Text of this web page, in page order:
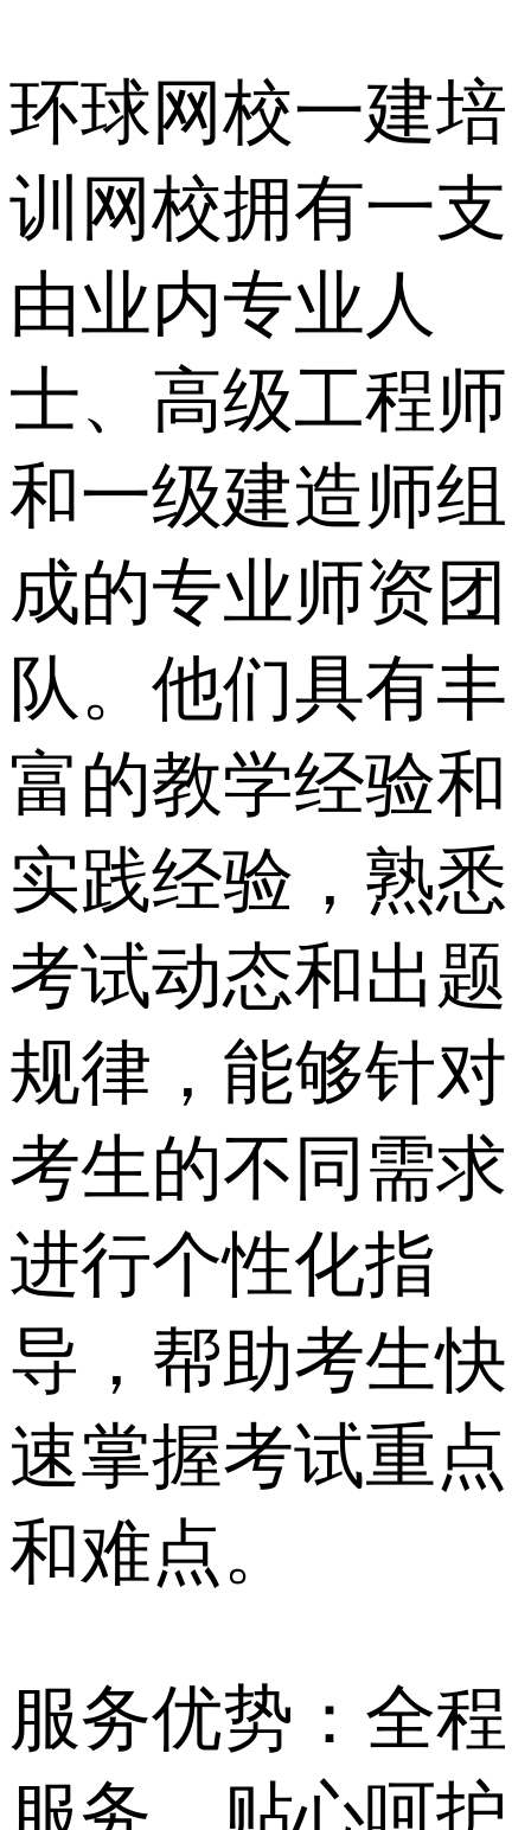
环球网校一建培
训网校拥有一支
由业内专业人
士、高级工程师
和一级建造师组
成的专业师资团
队。他们具有丰
富的教学经验和
实践经验，熟悉
考试动态和出题
规律，能够针对
考生的不同需求
进行个性化指
导，帮助考生快
速掌握考试重点
和难点。
服务优势：全程